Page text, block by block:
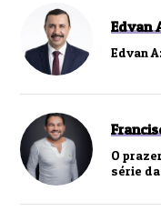
Edvan
Edvan
O
série da